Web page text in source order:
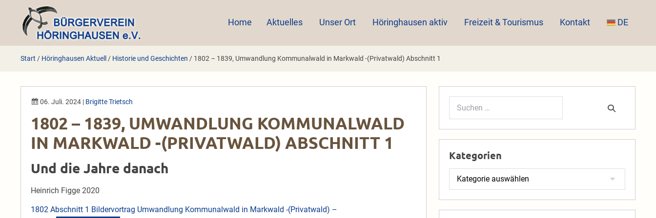
springen
Home Aktuelles Unser Ort Höringhausen aktiv Freizeit & Tourismus Kontakt DE
Start / Höringhausen Aktuell / Historie und Geschichten / 1802 – 1839, Umwandlung Kommunalwald in Markwald -(Privatwald) Abschnitt 1
06. Juli. 2024 | Brigitte Trietsch
1802 – 1839, UMWANDLUNG KOMMUNALWALD
IN MARKWALD -(PRIVATWALD) ABSCHNITT 1
Und die Jahre danach
Heinrich Figge 2020
1802 Abschnitt 1 Bildervortrag Umwandlung Kommunalwald in Markwald -(Privatwald) –
Suchen
Kategorien
Kategorien